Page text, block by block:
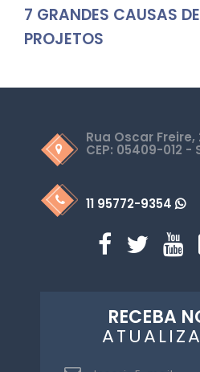
7 GRANDES CAUSAS
PROJETOS
Rua Oscar Freire,
CEP: 05409-012 -
11 95772-9354
RECEBA